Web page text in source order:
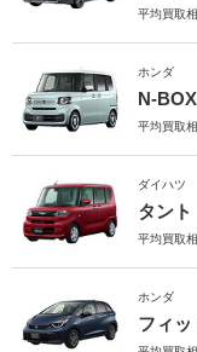
平均買取相
ホンダ
N-BOX
平均買取相
ダイハツ
タント
平均買取相
ホンダ
フィッ